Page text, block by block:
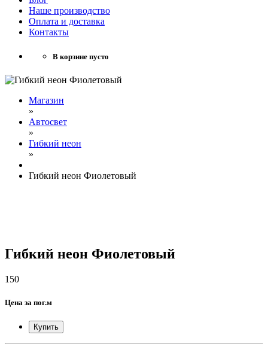
Наше производство
Оплата и доставка
Контакты
В корзине пусто
Магазин
»
Автосвет
»
Гибкий неон
»
Гибкий неон Фиолетовый
Гибкий неон Фиолетовый
150
Цена за пог.м
Купить